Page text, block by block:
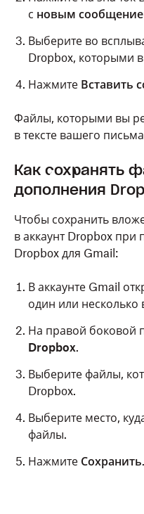
с новым
Выберите во
Dropbox, которыми
Нажмите Вставить
Файлы, которыми вы
в тексте вашего
Как сохранять
дополнения
Чтобы сохранить
в аккаунт Dropbox
Dropbox для Gmail:
В аккаунте Gmail
один или
На правой боковой
Dropbox.
Выберите файлы,
Dropbox.
Выберите место,
файлы.
Нажмите Сохранить.